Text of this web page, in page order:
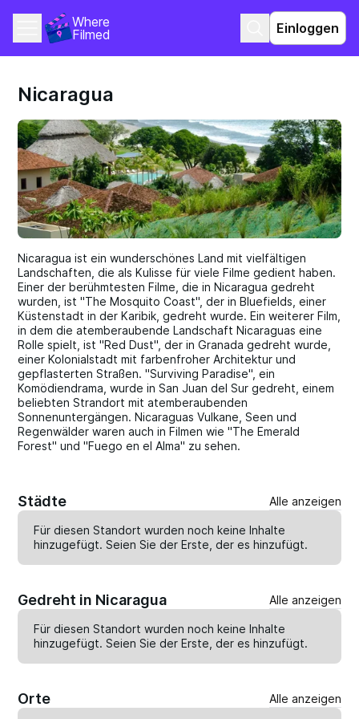
Where
Filmed
Einloggen
Nicaragua
Nicaragua ist ein wunderschönes Land mit vielfältigen
Landschaften, die als Kulisse für viele Filme gedient haben.
Einer der berühmtesten Filme, die in Nicaragua gedreht
wurden, ist "The Mosquito Coast", der in Bluefields, einer
Küstenstadt in der Karibik, gedreht wurde. Ein weiterer Film,
in dem die atemberaubende Landschaft Nicaraguas eine
Rolle spielt, ist "Red Dust", der in Granada gedreht wurde,
einer Kolonialstadt mit farbenfroher Architektur und
gepflasterten Straßen. "Surviving Paradise", ein
Komödiendrama, wurde in San Juan del Sur gedreht, einem
beliebten Strandort mit atemberaubenden
Sonnenuntergängen. Nicaraguas Vulkane, Seen und
Regenwälder waren auch in Filmen wie "The Emerald
Forest" und "Fuego en el Alma" zu sehen.
Städte Alle anzeigen
Für diesen Standort wurden noch keine Inhalte
hinzugefügt. Seien Sie der Erste, der eshinzufügt.
Gedreht in Nicaragua Alle anzeigen
Für diesen Standort wurden noch keine Inhalte
hinzugefügt. Seien Sie der Erste, der eshinzufügt.
Orte Alle anzeigen